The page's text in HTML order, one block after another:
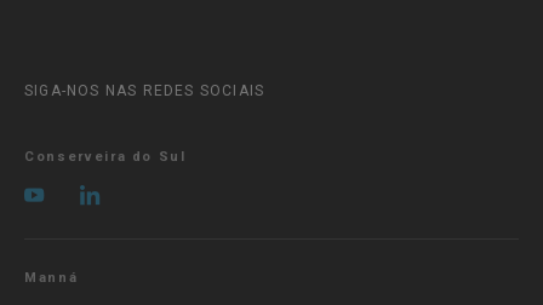
SIGA-NOS NAS REDES SOCIAIS
Conserveira do Sul
Manná